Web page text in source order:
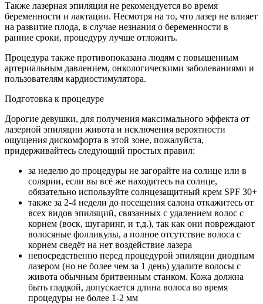
Также лазерная эпиляция не рекомендуется во время
беременности и лактации. Несмотря на то, что лазер не влияет
на развитие плода, в случае незнания о беременности в
ранние сроки, процедуру лучше отложить.
Процедура также противопоказана людям с повышенным
артериальным давлением, онкологическими заболеваниями и
пользователям кардиостимулятора.
Подготовка к процедуре
Дорогие девушки, для получения максимального эффекта от
лазерной эпиляции живота и исключения вероятности
ощущения дискомфорта в этой зоне, пожалуйста,
придерживайтесь следующий простых правил:
за неделю до процедуры не загорайте на солнце или в
солярии, если вы всё же находитесь на солнце,
обязательно используйте солнцезащитный крем SPF 30+
также за 2-4 недели до посещения салона откажитесь от
всех видов эпиляций, связанных с удалением волос с
корнем (воск, шугаринг, и т.д.), так как они повреждают
волосяные фолликулы, а полное отсутствие волоса с
корнем сведёт на нет воздействие лазера
непосредственно перед процедурой эпиляции диодным
лазером (но не более чем за 1 день) удалите волосы с
живота обычным бритвенным станком. Кожа должна
быть гладкой, допускается длина волоса во время
процедуры не более 1-2 мм